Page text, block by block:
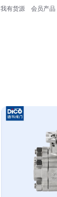
我有货源 会员产品